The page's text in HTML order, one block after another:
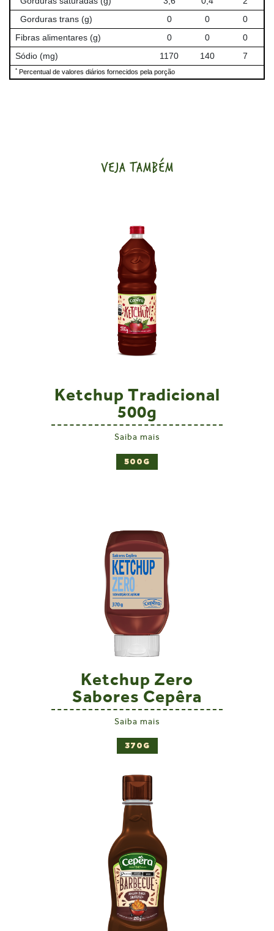
Gorduras trans (g)
0 0
0
Fibras alimentares (g)
0 0
0
Sódio (mg)
1170 140 7
* Percentual de valores diários fornecidos pela porção
VEJA TAMBÉM
Ketchup Tradicional
500g
Saiba mais
500G
Ketchup Zero
Sabores Cepêra
Saiba mais
370G